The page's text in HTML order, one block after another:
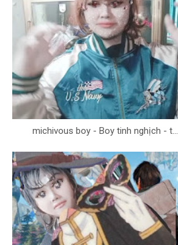
michivous boy - Boy tinh nghịch - t...